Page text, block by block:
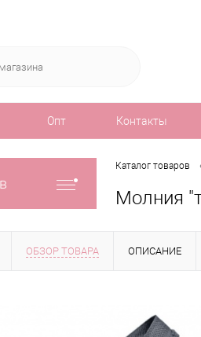
Опт Контакты
Каталог товаров
Молния
ОБЗОР ТОВАРА ОПИСАНИЕ